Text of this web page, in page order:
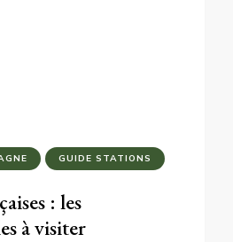
GUIDE STATIONS
: les
à visiter